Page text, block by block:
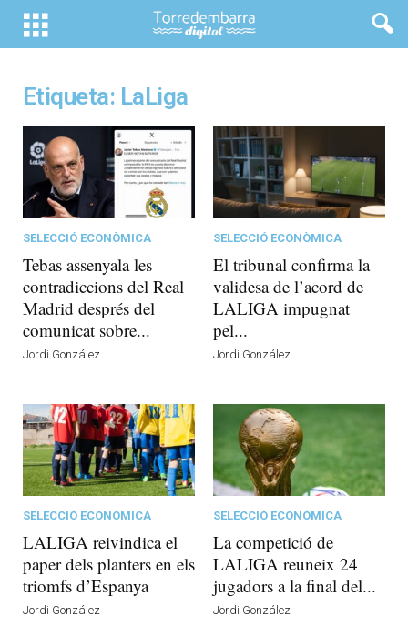
Etiqueta: LaLiga
SELECCIÓ ECONÒMICA
Tebas assenyala les
contradiccions del Real
Madrid després del
comunicat sobre...
Jordi González
SELECCIÓ ECONÒMICA
El tribunal confirma la
validesa de l’acord de
LALIGA impugnat
pel...
Jordi González
SELECCIÓ ECONÒMICA
LALIGA reivindica el
paper dels planters en els
triomfs d’Espanya
Jordi González
SELECCIÓ ECONÒMICA
La competició de
LALIGA reuneix 24
jugadors a la final del...
Jordi González